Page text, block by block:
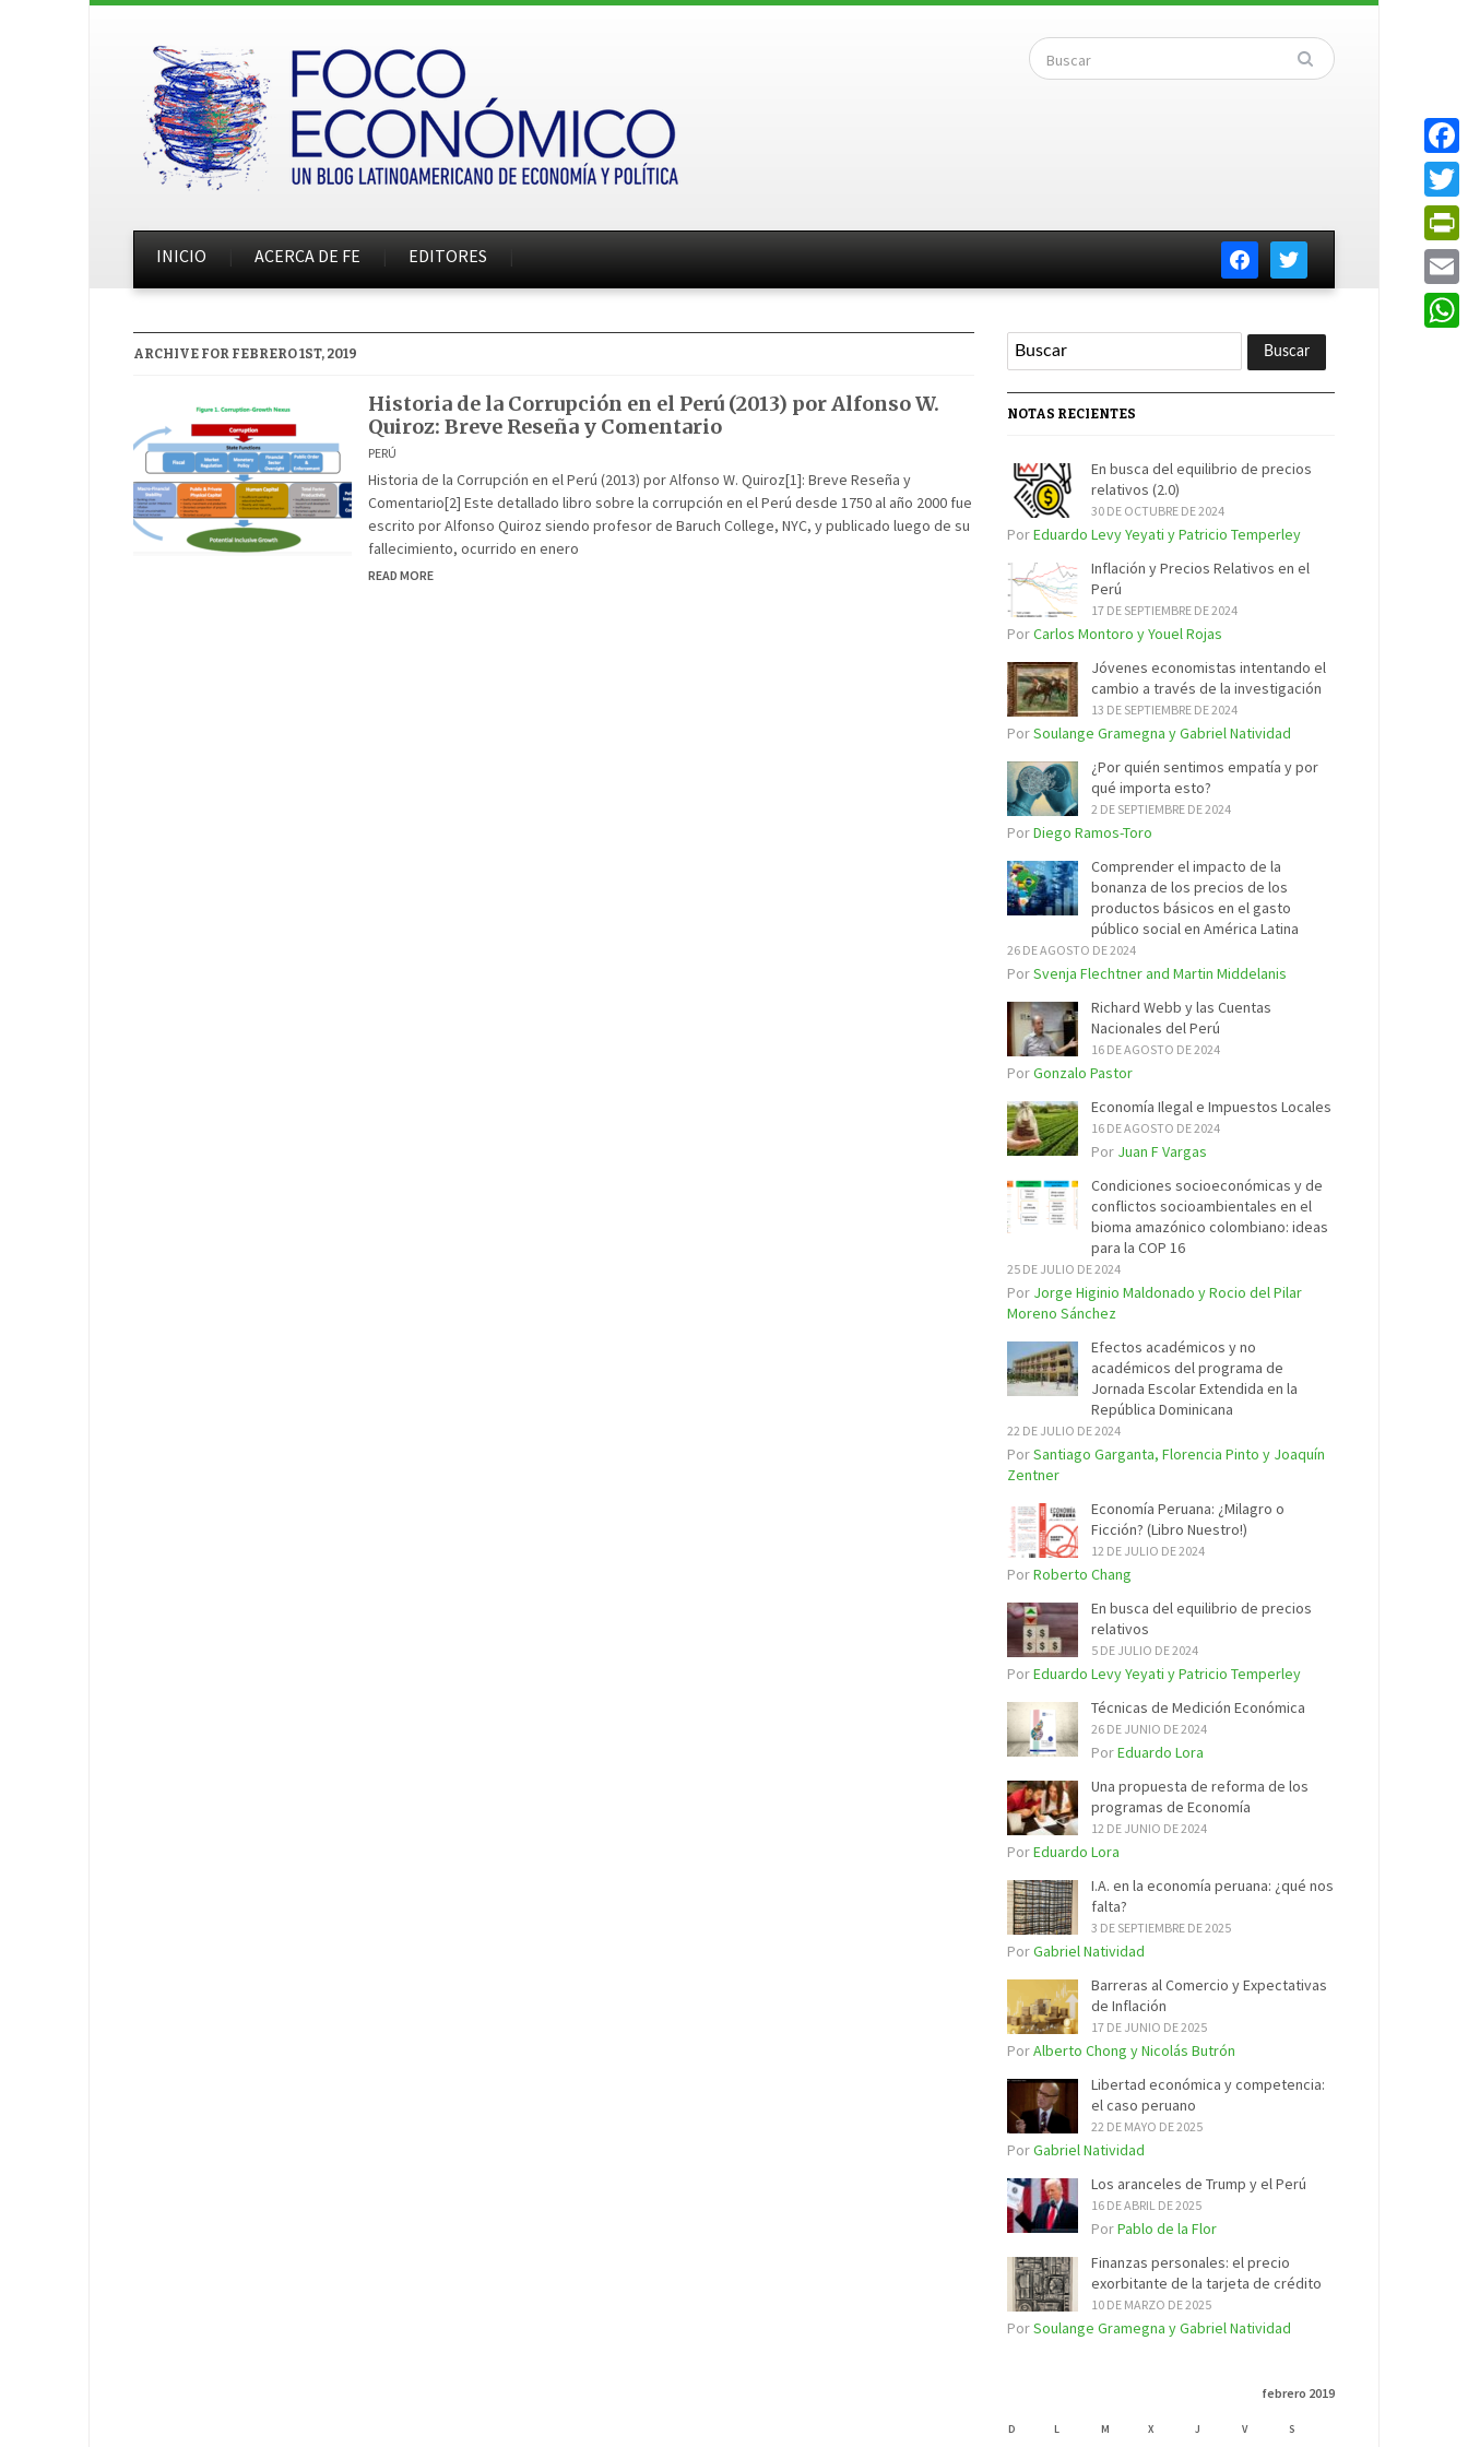
facebooktwitter
INICIO ACERCA DE FE EDITORES
ARCHIVE FOR FEBRERO 1ST, 2019
Historia de la Corrupción en el Perú (2013) por Alfonso W.
Quiroz: Breve Reseña y Comentario
PERÚ
Historia de la Corrupción en el Perú (2013) por Alfonso W. Quiroz[1]: Breve Reseña y
Comentario[2] Este detallado libro sobre la corrupción en el Perú desde 1750 al año 2000 fue
escrito por Alfonso Quiroz siendo profesor de Baruch College, NYC, y publicado luego de su
fallecimiento, ocurrido en enero
READ MORE
NOTAS RECIENTES
En busca del equilibrio de precios
relativos (2.0)
30 DE OCTUBRE DE 2024
PorEduardo Levy Yeyati y Patricio Temperley
Inflación y Precios Relativos en el
Perú
17 DE SEPTIEMBRE DE 2024
PorCarlos Montoro y Youel Rojas
Jóvenes economistas intentando el
cambio a través de la investigación
13 DE SEPTIEMBRE DE 2024
PorSoulange Gramegna y Gabriel Natividad
¿Por quién sentimos empatía y por
qué importa esto?
2 DE SEPTIEMBRE DE 2024
PorDiego Ramos-Toro
Comprender el impacto de la
bonanza de los precios de los
productos básicos en el gasto
público social en América Latina
26 DE AGOSTO DE 2024
PorSvenja Flechtner and Martin Middelanis
Richard Webb y las Cuentas
Nacionales del Perú
16 DE AGOSTO DE 2024
PorGonzalo Pastor
Economía Ilegal e Impuestos Locales
16 DE AGOSTO DE 2024
Por Juan F Vargas
Condiciones socioeconómicas y de
conflictos socioambientales en el
bioma amazónico colombiano: ideas
para la COP 16
25 DE JULIO DE 2024
Por Jorge Higinio Maldonado y Rocio del Pilar
Moreno Sánchez
Efectos académicos y no
académicos del programa de
Jornada Escolar Extendida en la
República Dominicana
22 DE JULIO DE 2024
PorSantiago Garganta, Florencia Pinto y Joaquín
Zentner
Economía Peruana: ¿Milagro o
Ficción? (Libro Nuestro!)
12 DE JULIO DE 2024
PorRoberto Chang
En busca del equilibrio de precios
relativos
5 DE JULIO DE 2024
PorEduardo Levy Yeyati y Patricio Temperley
Técnicas de Medición Económica
26 DE JUNIO DE 2024
PorEduardo Lora
Una propuesta de reforma de los
programas de Economía
12 DE JUNIO DE 2024
PorEduardo Lora
I.A. en la economía peruana: ¿qué nos
falta?
3 DE SEPTIEMBRE DE 2025
PorGabriel Natividad
Barreras al Comercio y Expectativas
de Inflación
17 DE JUNIO DE 2025
PorAlberto Chong y Nicolás Butrón
Libertad económica y competencia:
el caso peruano
22 DE MAYO DE 2025
PorGabriel Natividad
Los aranceles de Trump y el Perú
16 DE ABRIL DE 2025
PorPablo de la Flor
Finanzas personales: el precio
exorbitante de la tarjeta de crédito
10 DE MARZO DE 2025
PorSoulange Gramegna y Gabriel Natividad
febrero 2019
D L M X J V S
Email